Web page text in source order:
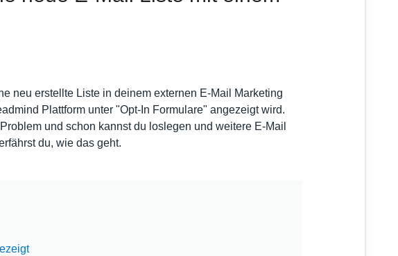
neu erstellte Liste in deinem externen E-Mail Marketing
Plattform unter "Opt-In Formulare" angezeigt wird.
und schon kannst du loslegen und weitere E-Mail
du, wie das geht.